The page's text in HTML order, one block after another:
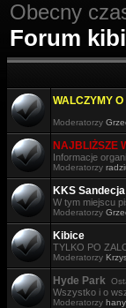
Obecny
Forum
WALCZYMY O
Moderatorzy
NAJBLIŻSZE
Informacje
Moderatorzy
KKS
W tym miejscu
Moderatorzy
Kibice
TYLKO PO
Moderatorzy
Hyde Park
Wszystko i o
Moderatorzy